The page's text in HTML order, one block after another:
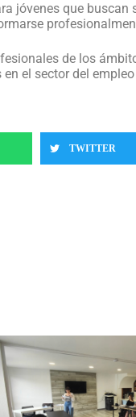
jóvenes que
de los
el sector del
TWITTER